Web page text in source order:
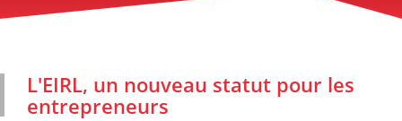
L'EIRL, un nouveau statut pour les
entrepreneurs